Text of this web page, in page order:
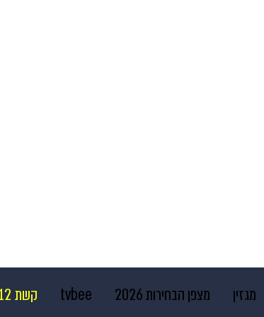
מגזין מצפן הבחירות 2026 tvbee קשת 12